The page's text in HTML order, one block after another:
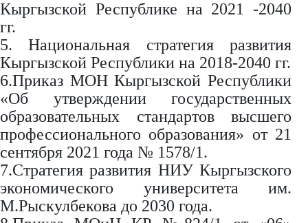
Кыргызской Республике на 2021 -2040
гг.
5. Национальная стратегия развития
Кыргызской Республики на 2018-2040 гг.
6.Приказ МОН Кыргызской Республики
«Об утверждении государственных
образовательных стандартов высшего
профессионального образования» от 21
сентября 2021 года № 1578/1.
7.Стратегия развития НИУ Кыргызского
экономического университета им.
М.Рыскулбекова до 2030 года.